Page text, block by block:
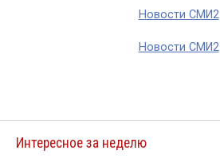
Новости СМИ2
Новости СМИ2
Интересное за неделю